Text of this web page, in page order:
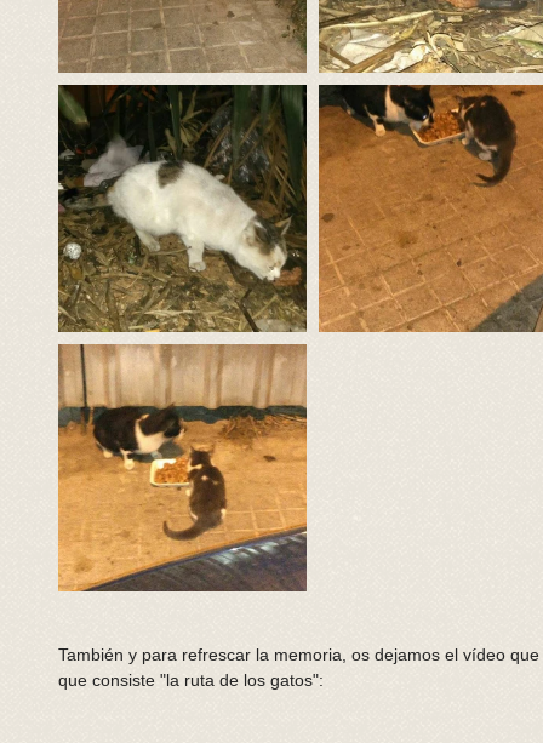
También y para refrescar la memoria, os dejamos el vídeo
que consiste "la ruta de los gatos":